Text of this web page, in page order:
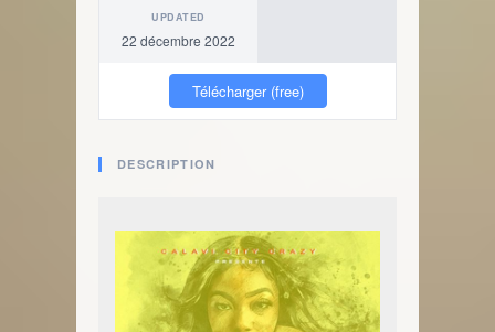
UPDATED
22 décembre 2022
Télécharger (free)
DESCRIPTION